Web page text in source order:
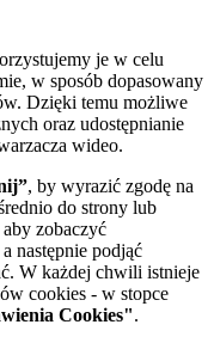
je w celu
w sposób dopasowany
Dzięki temu możliwe
oraz udostępnianie
wideo.
, by wyrazić zgodę na
do strony lub
aby zobaczyć
następnie podjąć
W każdej chwili istnieje
cookies - w stopce
Cookies".